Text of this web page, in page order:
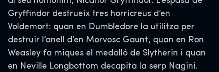
Gryffindor destrueix tres horricreus d’en
Voldemort: quan en Dumbledore la utilitza per
destruir l’anell d’en Morvosc Gaunt, quan en Ron
Weasley fa miques el medalló de Slytherin i quan
en Neville Longbottom decapita la serp Nagini.